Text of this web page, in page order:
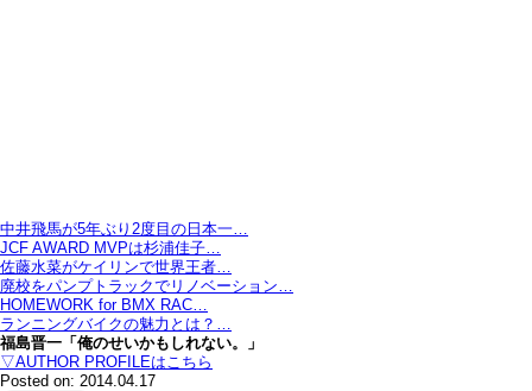
中井飛馬が5年ぶり2度目の日本一…
JCF AWARD MVPは杉浦佳子…
佐藤水菜がケイリンで世界王者…
廃校をパンプトラックでリノベーション…
HOMEWORK for BMX RAC…
ランニングバイクの魅力とは？…
福島晋一「俺のせいかもしれない。」
▽AUTHOR PROFILEはこちら
Posted on: 2014.04.17